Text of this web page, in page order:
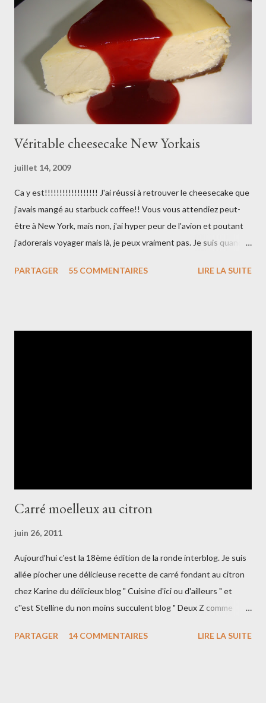
maïzena 50g de beurre 30 cl de crème liquide entière bien froide
30g de pâte de pistache 500g de framboises fraîches Préparer
la crème pistache . Porter le lait à ébullition et faire infuser la
gousse de vanille ouverte en deux et grattée. Dans un ...
Véritable cheesecake New Yorkais
juillet 14, 2009
Ca y est!!!!!!!!!!!!!!!!!! J'ai réussi à retrouver le cheesecake que
j'avais mangé au starbuck coffee!! Vous vous attendiez peut-
être à New York, mais non, j'ai hyper peur de l'avion et poutant
j'adorerais voyager mais là, je peux vraiment pas. Je suis quand-
mon cheesecake était dé-li-cieux, bien crémeux tout en étant
PARTAGER 55 COMMENTAIRES LIRE LA SUITE
Carré moelleux au citron
juin 26, 2011
Aujourd'hui c'est la 18ème édition de la ronde interblog. Je suis
allée piocher une délicieuse recette de carré fondant au citron
chez Karine du délicieux blog " Cuisine d'ici ou d'ailleurs " et
c''est Stelline du non moins succulent blog " Deux Z comme
Ingrédients : 150g de beurre ramolli 175g de sucre cristallisé 2
PARTAGER 14 COMMENTAIRES LIRE LA SUITE